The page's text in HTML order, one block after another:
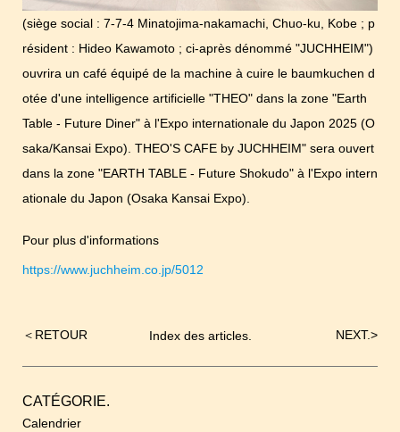
(siège social : 7-7-4 Minatojima-nakamachi, Chuo-ku, Kobe ; p
résident : Hideo Kawamoto ; ci-après dénommé "JUCHHEIM")
ouvrira un café équipé de la machine à cuire le baumkuchen d
otée d'une intelligence artificielle "THEO" dans la zone "Earth
Table - Future Diner" à l'Expo internationale du Japon 2025 (O
saka/Kansai Expo). THEO'S CAFE by JUCHHEIM" sera ouvert
dans la zone "EARTH TABLE - Future Shokudo" à l'Expo intern
ationale du Japon (Osaka Kansai Expo).
Pour plus d'informations
https://www.juchheim.co.jp/5012
Index des articles.
Navigation
＜ RETOUR NEXT.>
CATÉGORIE.
Calendrier